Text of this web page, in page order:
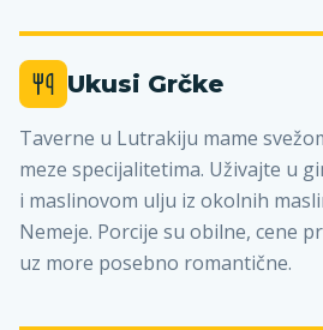
Ukusi Grčke
Taverne u Lutrakiju mame
meze specijalitetima. Uživajte u
i maslinovom ulju iz okolnih
Nemeje. Porcije su obilne, cene
uz more posebno romantične.